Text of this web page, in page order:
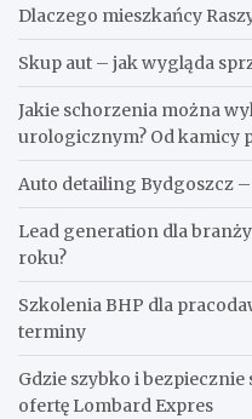
Dlaczego mieszkańcy
Skup aut – jak wygląda
Jakie schorzenia można
urologicznym? Od kamicy
Auto detailing Bydgoszcz –
Lead generation dla branży
roku?
Szkolenia BHP dla
terminy
Gdzie szybko i
ofertę Lombard Expres